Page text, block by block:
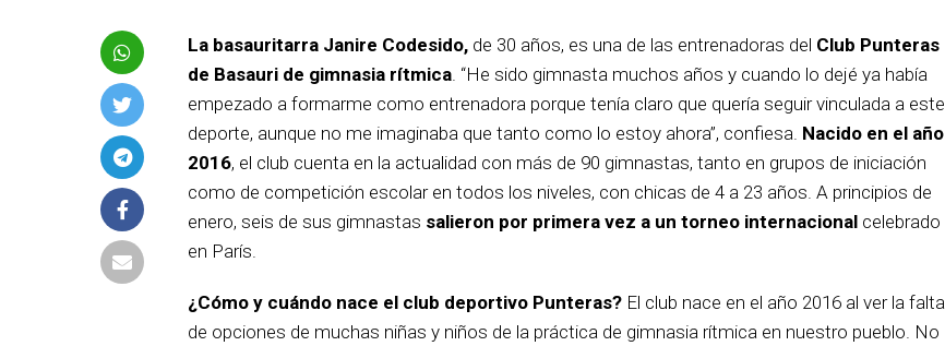
La basauritarra Janire Codesido, de 30 años, es una de las entrenadoras del Club Punteras
de Basauri de gimnasia rítmica . “He sido gimnasta muchos años y cuando lo dejé ya había
empezado a formarme como entrenadora porque tenía claro que quería seguir vinculada a este
deporte, aunque no me imaginaba que tanto como lo estoy ahora”, confiesa. Nacido en el año
2016, el club cuenta en la actualidad con más de 90 gimnastas, tanto en grupos de iniciación
como de competición escolar en todos los niveles, con chicas de 4 a 23 años. A principios de
enero, seis de sus gimnastas salieron por primera vez a un torneo internacional celebrado
en París.
¿Cómo y cuándo nace el club deportivo Punteras? El club nace en el año 2016 al ver la falta
de opciones de muchas niñas y niños de la práctica de gimnasia rítmica en nuestro pueblo. No